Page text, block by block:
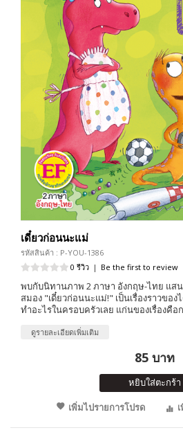
เดี๋ยวก่อนนะแม่
รหัสสินค้า : P-YOU-1386
0 รีวิว | Be the first to review
พบกับนิทานภาพ 2 ภาษา อังกฤษ-ไทย แส
สมอง "เดี๋ยวก่อนนะแม่!" เป็นเรื่องราวขอ
ทำอะไรในครอบครัวเลย แก่นของเรื่องคื
ดูรายละเอียดเพิ่มเติม
85 บาท
หยิบใส่ตะกร้า
เพิ่มไปรายการโปรด